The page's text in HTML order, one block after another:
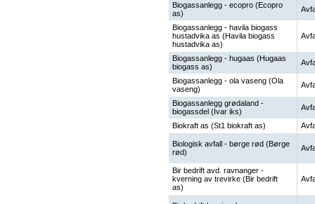
Biogassanlegg - ecopro (Ecopro
as)
Biogassanlegg - havila biogass
hustadvika as (Havila biogass
hustadvika as)
Biogassanlegg - hugaas (Hugaas
biogass as)
Biogassanlegg - ola vaseng (Ola
vaseng)
Biogassanlegg grødaland -
biogassdel (Ivar iks)
Biokraft as (St1 biokraft as)
Biologisk avfall - børge rød (Børge
rød)
Bir bedrift avd. ravnanger -
kverning av trevirke (Bir bedrift
as)